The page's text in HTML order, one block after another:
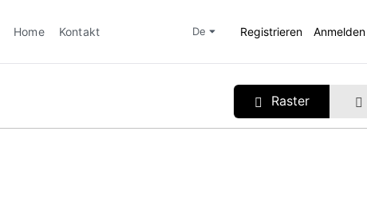
Home Kontakt de Registrieren Anmelden
Raster